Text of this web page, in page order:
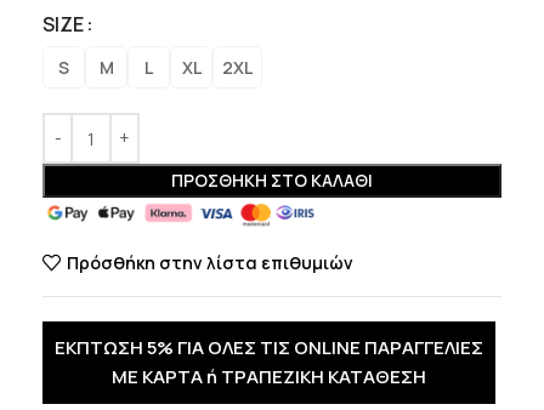
SIZE
S M L XL 2XL
ΠΡΟΣΘΉΚΗ ΣΤΟ ΚΑΛΆΘΙ
Πρόσθήκη στην λίστα επιθυμιών
ΕΚΠΤΩΣΗ 5% ΓΙΑ ΟΛΕΣ ΤΙΣ ONLINE ΠΑΡΑΓΓΕΛΙΕΣ
ΜΕ ΚΑΡΤΑ ή ΤΡΑΠΕΖΙΚΗ ΚΑΤΑΘΕΣΗ